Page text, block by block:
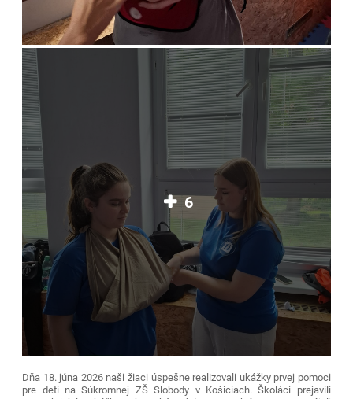
6
Dňa 18. júna 2026 naši žiaci úspešne realizovali ukážky prvej pomoci
pre deti na Súkromnej ZŠ Slobody v Košiciach. Školáci prejavili